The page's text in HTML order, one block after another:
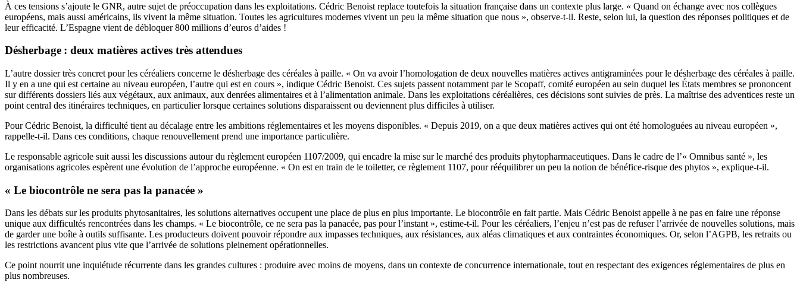
À ces tensions s’ajoute le GNR, autre sujet de préoccupation dans les exploitations. Cédric Benoist replace toutefois la situation française dans un contexte plus large. « Quand on échange avec nos collègues
européens, mais aussi américains, ils vivent la même situation. Toutes les agricultures modernes vivent un peu la même situation que nous », observe-t-il. Reste, selon lui, la question des réponses politiques et de
leur efficacité. L’Espagne vient de débloquer 800 millions d’euros d’aides !
Désherbage : deux matières actives très attendues
L’autre dossier très concret pour les céréaliers concerne le désherbage des céréales à paille. « On va avoir l’homologation de deux nouvelles matières actives antigraminées pour le désherbage des céréales à paille.
Il y en a une qui est certaine au niveau européen, l’autre qui est en cours », indique Cédric Benoist. Ces sujets passent notamment par le Scopaff, comité européen au sein duquel les États membres se prononcent
sur différents dossiers liés aux végétaux, aux animaux, aux denrées alimentaires et à l’alimentation animale. Dans les exploitations céréalières, ces décisions sont suivies de près. La maîtrise des adventices reste un
point central des itinéraires techniques, en particulier lorsque certaines solutions disparaissent ou deviennent plus difficiles à utiliser.
Pour Cédric Benoist, la difficulté tient au décalage entre les ambitions réglementaires et les moyens disponibles. « Depuis 2019, on a que deux matières actives qui ont été homologuées au niveau européen »,
rappelle-t-il. Dans ces conditions, chaque renouvellement prend une importance particulière.
Le responsable agricole suit aussi les discussions autour du règlement européen 1107/2009, qui encadre la mise sur le marché des produits phytopharmaceutiques. Dans le cadre de l’« Omnibus santé », les
organisations agricoles espèrent une évolution de l’approche européenne. « On est en train de le toiletter, ce règlement 1107, pour rééquilibrer un peu la notion de bénéfice-risque des phytos », explique-t-il.
« Le biocontrôle ne sera pas la panacée »
Dans les débats sur les produits phytosanitaires, les solutions alternatives occupent une place de plus en plus importante. Le biocontrôle en fait partie. Mais Cédric Benoist appelle à ne pas en faire une réponse
unique aux difficultés rencontrées dans les champs. « Le biocontrôle, ce ne sera pas la panacée, pas pour l’instant », estime-t-il. Pour les céréaliers, l’enjeu n’est pas de refuser l’arrivée de nouvelles solutions, mais
de garder une boîte à outils suffisante. Les producteurs doivent pouvoir répondre aux impasses techniques, aux résistances, aux aléas climatiques et aux contraintes économiques. Or, selon l’AGPB, les retraits ou
les restrictions avancent plus vite que l’arrivée de solutions pleinement opérationnelles.
Ce point nourrit une inquiétude récurrente dans les grandes cultures : produire avec moins de moyens, dans un contexte de concurrence internationale, tout en respectant des exigences réglementaires de plus en
plus nombreuses.